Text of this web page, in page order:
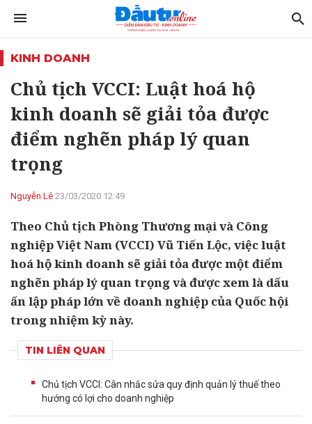
KINH DOANH
Chủ tịch VCCI: Luật hoá hộ
kinh doanh sẽ giải tỏa được
điểm nghẽn pháp lý quan
trọng
Nguyễn Lê 23/03/2020 12:49
Theo Chủ tịch Phòng Thương mại và Công
nghiệp Việt Nam (VCCI) Vũ Tiến Lộc, việc luật
hoá hộ kinh doanh sẽ giải tỏa được một điểm
nghẽn pháp lý quan trọng và được xem là dấu
ấn lập pháp lớn về doanh nghiệp của Quốc hội
trong nhiệm kỳ này.
TIN LIÊN QUAN
Chủ tịch VCCI: Cân nhắc sửa quy định quản lý thuế theo
hướng có lợi cho doanh nghiệp